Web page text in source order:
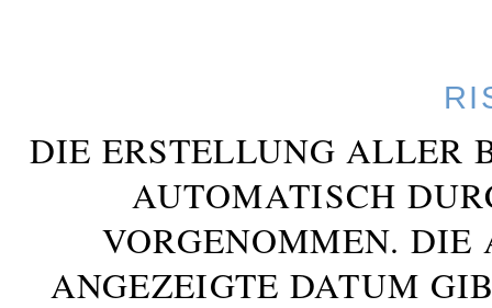
DIE ERSTELLUNG ALLER
AUTOMATISCH
VORGENOMMEN. DIE
ANGEZEIGTE DATUM